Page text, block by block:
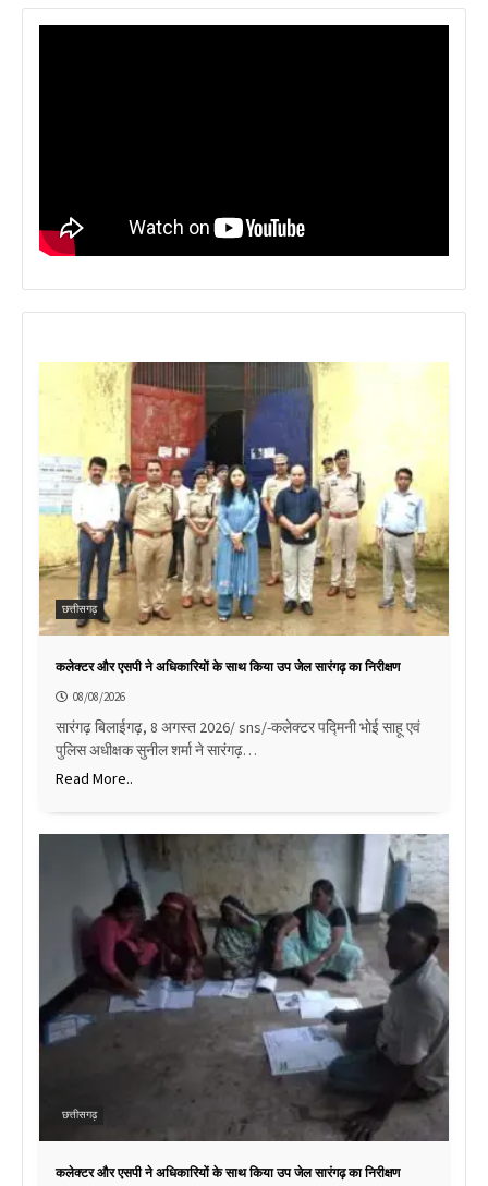
छत्तीसगढ़
कलेक्टर और एसपी ने अधिकारियों के साथ किया उप जेल सारंगढ़ का निरीक्षण
08/08/2026
सारंगढ़ बिलाईगढ़, 8 अगस्त 2026/ sns/-कलेक्टर पद्मिनी भोई साहू एवं
पुलिस अधीक्षक सुनील शर्मा ने सारंगढ़…
Read More..
छत्तीसगढ़
कलेक्टर और एसपी ने अधिकारियों के साथ किया उप जेल सारंगढ़ का निरीक्षण